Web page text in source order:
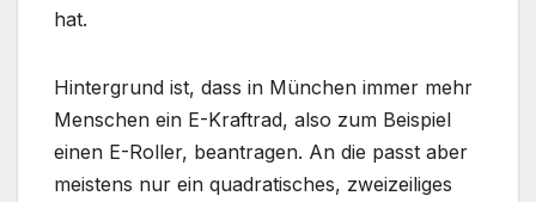
hat.
Hintergrund ist, dass in München immer mehr
Menschen ein E-Kraftrad, also zum Beispiel
einen E-Roller, beantragen. An die passt aber
meistens nur ein quadratisches, zweizeiliges